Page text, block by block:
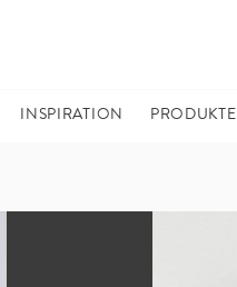
(CURRENT)
INSPIRATION PRODUKTE